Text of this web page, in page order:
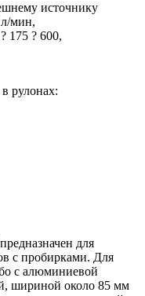
источнику
л/мин,
175 ? 600,
рулонах:
предназначен для
с пробирками. Для
с алюминиевой
шириной около 85 мм